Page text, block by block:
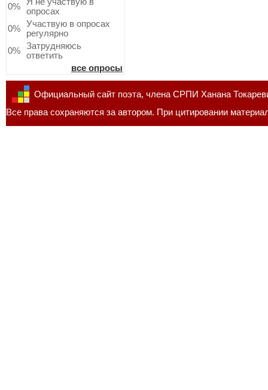
0%
Я не участвую в
опросах
0%
Участвую в опросах
регулярно
0%
Затрудняюсь
ответить
все опросы
Официальный сайт поэта, члена СРПИ Ханана
Все права сохраняются за автором. При цитировании